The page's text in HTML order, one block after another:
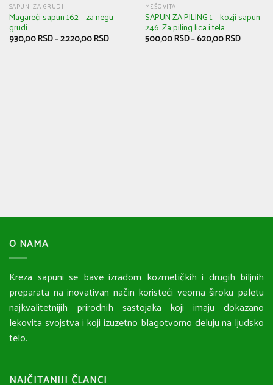
SAPUNI ZA GRUDI
Magareći sapun 162 – za negu
grudi
930,00RSD–2.220,00RSD
MEŠOVITA
SAPUN ZA PILING 1 – kozji sapun
246. Za piling lica i tela.
500,00RSD–620,00RSD
O NAMA
Kreza sapuni se bave izradom kozmetičkih i drugih biljnih
preparata na inovativan način koristeći veoma široku paletu
najkvalitetnijih prirodnih sastojaka koji imaju dokazano
lekovita svojstva i koji izuzetno blagotvorno deluju na ljudsko
telo.
NAJČITANIJI ČLANCI